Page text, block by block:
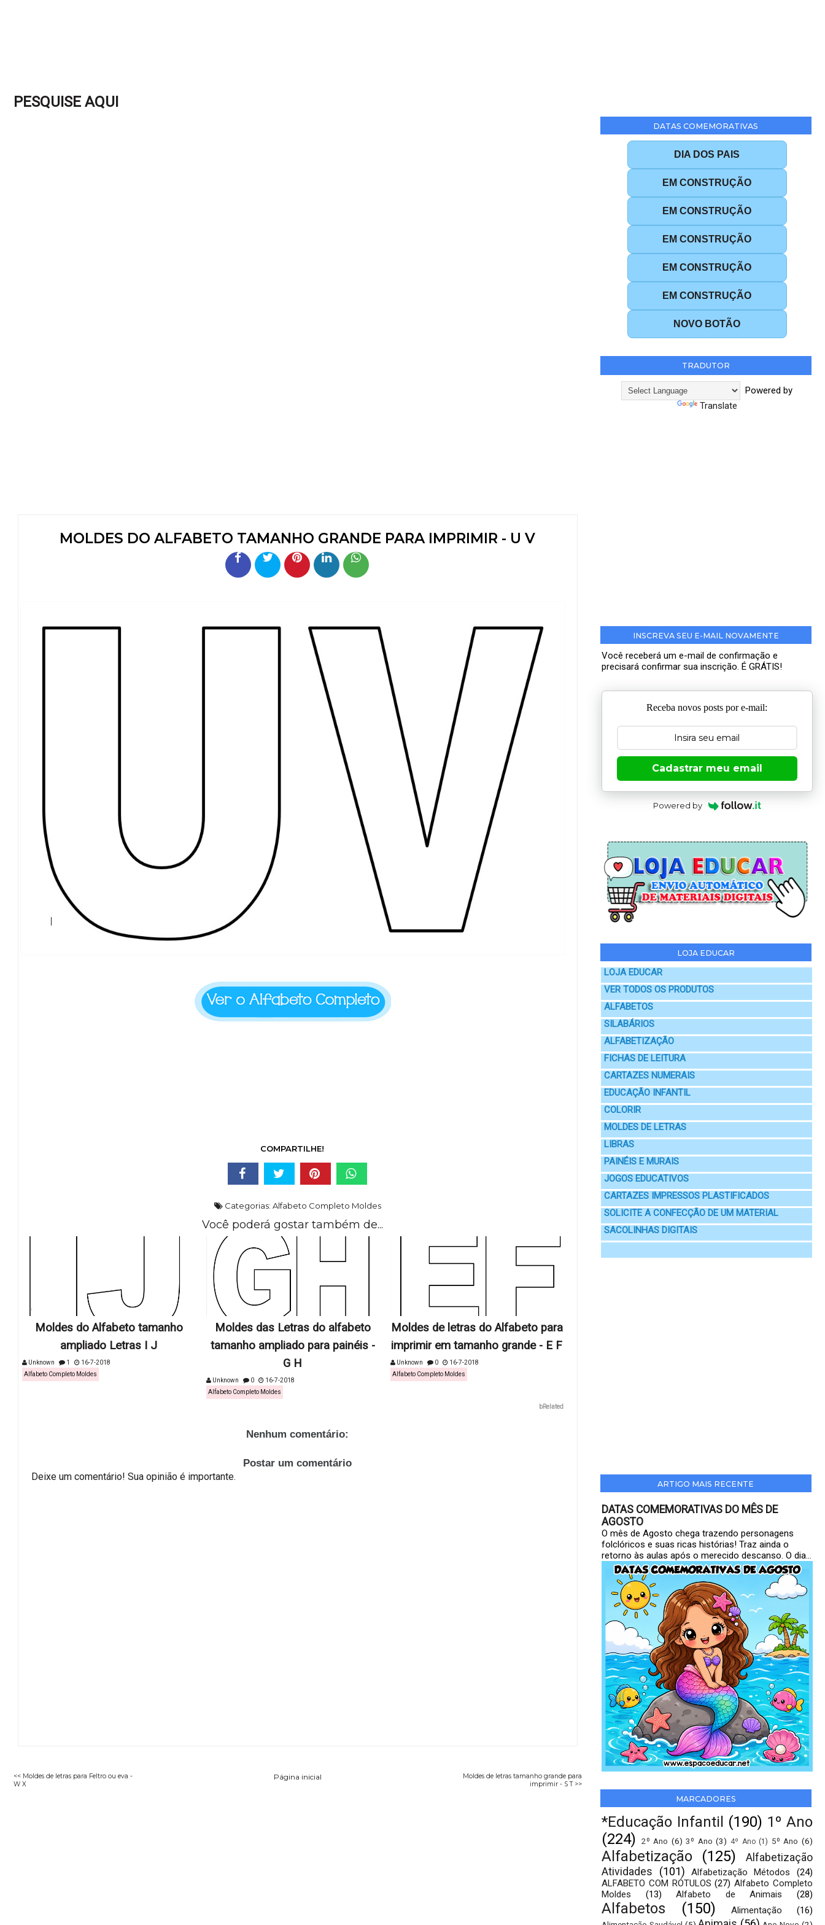
PESQUISE AQUI
MOLDES DO ALFABETO TAMANHO GRANDE PARA IMPRIMIR - U V
COMPARTILHE!
Categorias: Alfabeto Completo Moldes
Você poderá gostar também de...
Moldes do Alfabeto tamanho
ampliado Letras I J
Unknown 1
16-7-2018
Alfabeto Completo Moldes
Moldes das Letras do alfabeto
tamanho ampliado para painéis -
G H
Unknown 0
16-7-2018
Alfabeto Completo Moldes
Moldes de letras do Alfabeto para
imprimir em tamanho grande - E F
Unknown 0
16-7-2018
Alfabeto Completo Moldes
bRelated
Nenhum comentário:
Postar um comentário
Deixe um comentário! Sua opinião é importante.
<< Moldes de letras para Feltro ou eva -
W X
Moldes de letras tamanho grande para
imprimir - S T >>
Página inicial
DATAS COMEMORATIVAS
DIA DOS PAIS
EM CONSTRUÇÃO
EM CONSTRUÇÃO
EM CONSTRUÇÃO
EM CONSTRUÇÃO
EM CONSTRUÇÃO
NOVO BOTÃO
TRADUTOR
Powered by
Translate
INSCREVA SEU E-MAIL NOVAMENTE
Você receberá um e-mail de confirmação e
precisará confirmar sua inscrição. É GRÁTIS!
Receba novos posts por e-mail:
Cadastrar meu email
Powered by
LOJA EDUCAR
LOJA EDUCAR
VER TODOS OS PRODUTOS
ALFABETOS
SILABÁRIOS
ALFABETIZAÇÃO
FICHAS DE LEITURA
CARTAZES NUMERAIS
EDUCAÇÃO INFANTIL
COLORIR
MOLDES DE LETRAS
LIBRAS
PAINÉIS E MURAIS
JOGOS EDUCATIVOS
CARTAZES IMPRESSOS PLASTIFICADOS
SOLICITE A CONFECÇÃO DE UM MATERIAL
SACOLINHAS DIGITAIS
ARTIGO MAIS RECENTE
DATAS COMEMORATIVAS DO MÊS DE
AGOSTO
O mês de Agosto chega trazendo personagens
folclóricos e suas ricas histórias! Traz ainda o
retorno às aulas após o merecido descanso. O dia...
MARCADORES
*Educação Infantil (190) 1º Ano
(224)
2º Ano (6) 3º Ano (3) 4º Ano (1) 5º Ano (6)
Alfabetização (125)
Alfabetização
Atividades
(101) Alfabetização Métodos
(24)
ALFABETO COM RÓTULOS (27) Alfabeto Completo
Moldes
(13) Alfabeto de Animais (28)
Alfabetos (150) Alimentação (16)